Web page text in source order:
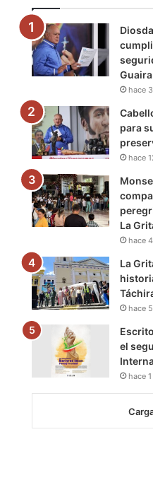
o
k
r
e
Guaira
hace
para
hace
La
hace
La
hace
el
hace